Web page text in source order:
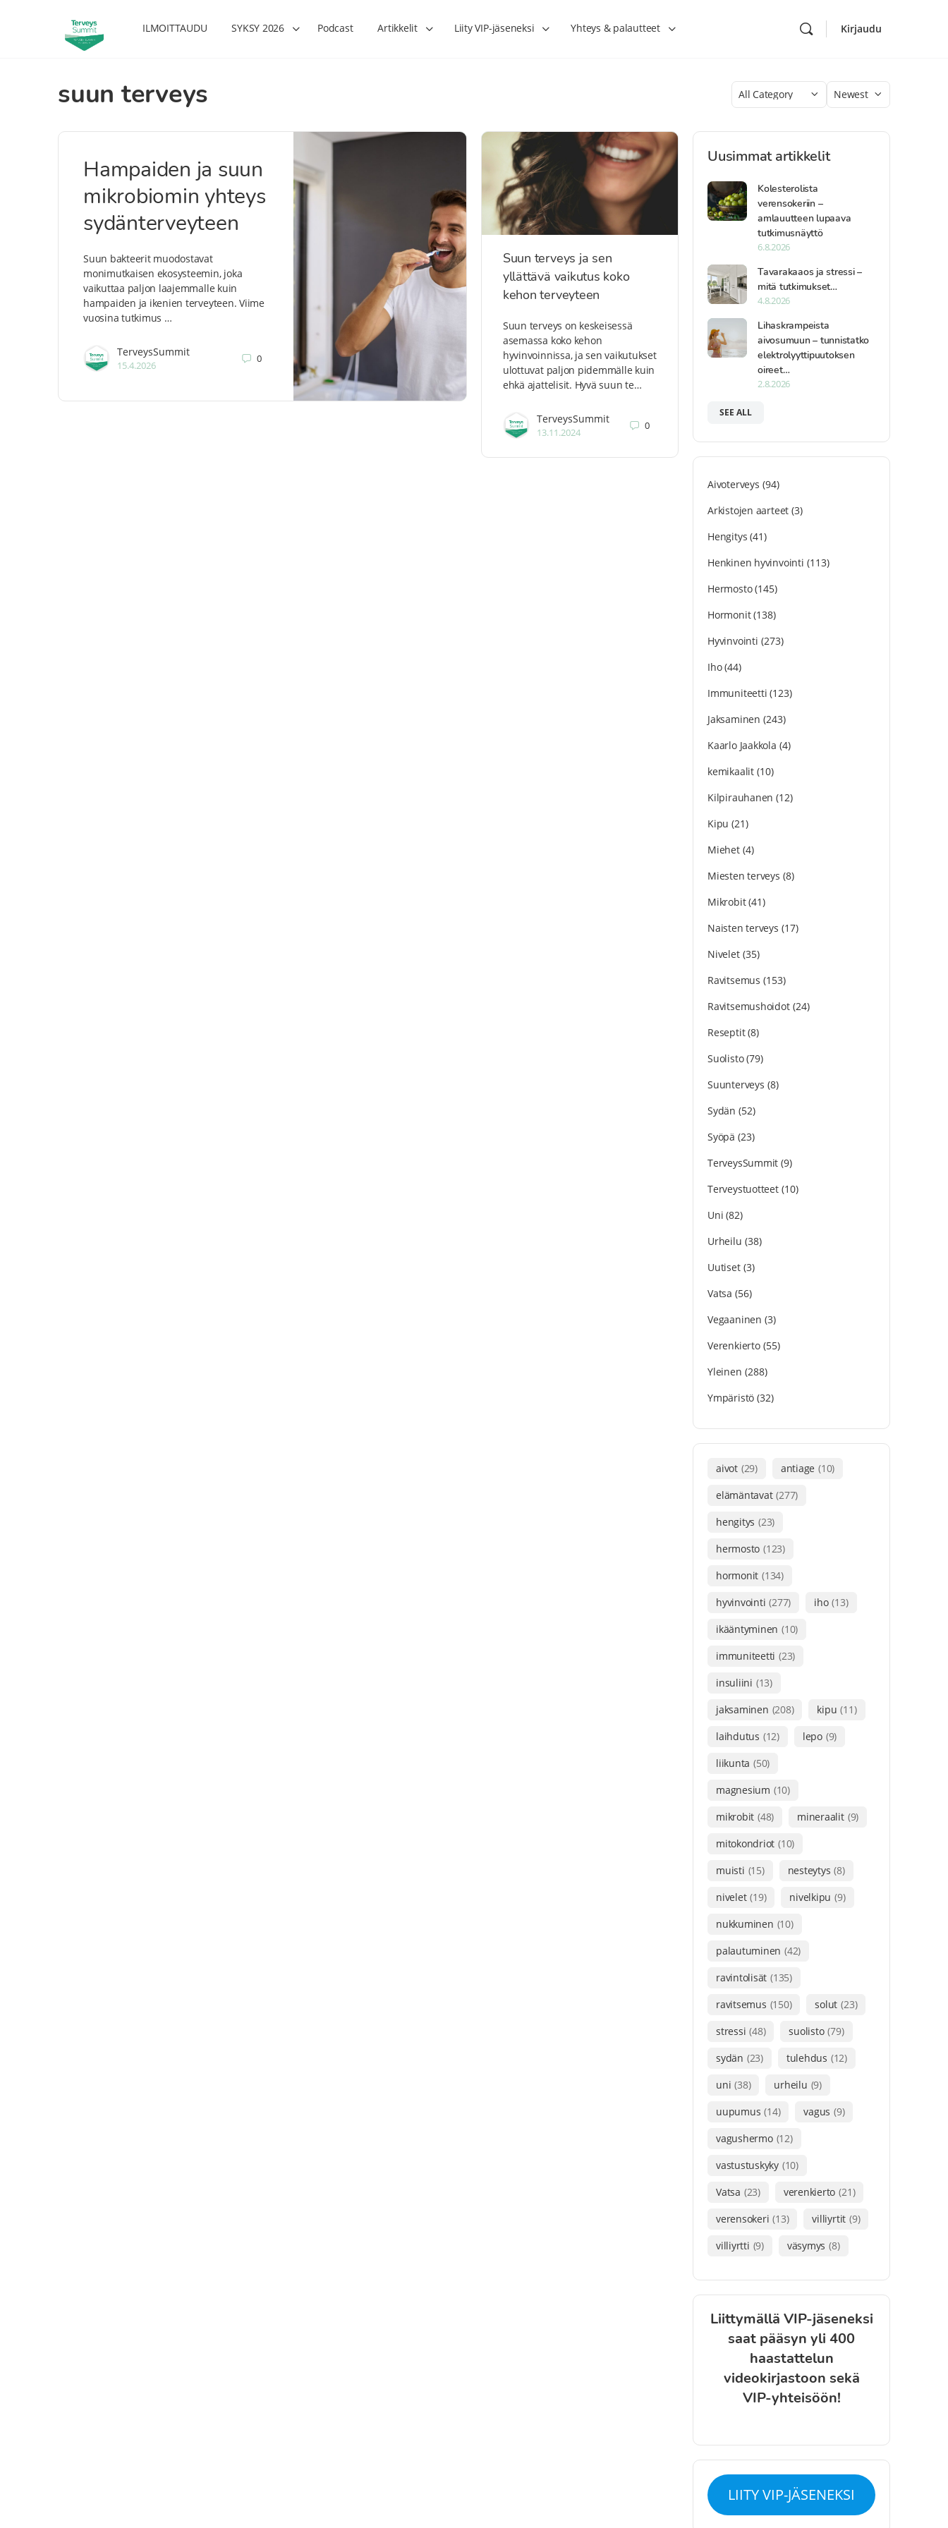
ILMOITTAUDU SYKSY 2026 Podcast Artikkelit Liity VIP-jäseneksi Yhteys & palautteet Kirjaudu
suun terveys Category
Sort
Hampaiden ja suun
mikrobiomin yhteys
sydänterveyteen
Suun bakteerit muodostavat
monimutkaisen ekosysteemin, joka
vaikuttaa paljon laajemmalle kuin
hampaiden ja ikenien terveyteen. Viime
vuosina tutkimus …
TerveysSummit
15.4.2026
0
Suun terveys ja sen
yllättävä vaikutus koko
kehon terveyteen
Suun terveys on keskeisessä
asemassa koko kehon
hyvinvoinnissa, ja sen vaikutukset
ulottuvat paljon pidemmälle kuin
ehkä ajattelisit. Hyvä suun te…
TerveysSummit
13.11.2024
0
Uusimmat artikkelit
Kolesterolista
verensokeriin –
amlauutteen lupaava
tutkimusnäyttö
6.8.2026
Tavarakaaos ja stressi –
mitä tutkimukset…
4.8.2026
Lihaskrampeista
aivosumuun – tunnistatko
elektrolyyttipuutoksen
oireet…
2.8.2026
SEE ALL
Aivoterveys (94)
Arkistojen aarteet (3)
Hengitys (41)
Henkinen hyvinvointi (113)
Hermosto(145)
Hormonit(138)
Hyvinvointi (273)
Iho(44)
Immuniteetti (123)
Jaksaminen (243)
Kaarlo Jaakkola (4)
kemikaalit(10)
Kilpirauhanen (12)
Kipu (21)
Miehet(4)
Miesten terveys (8)
Mikrobit(41)
Naisten terveys (17)
Nivelet(35)
Ravitsemus (153)
Ravitsemushoidot(24)
Reseptit(8)
Suolisto(79)
Suunterveys (8)
Sydän (52)
Syöpä (23)
TerveysSummit (9)
Terveystuotteet(10)
Uni (82)
Urheilu (38)
Uutiset(3)
Vatsa (56)
Vegaaninen (3)
Verenkierto(55)
Yleinen (288)
Ympäristö (32)
aivot (29) antiage (10)
elämäntavat (277)
hengitys (23)
hermosto (123)
hormonit (134)
hyvinvointi (277) iho (13)
ikääntyminen (10)
immuniteetti (23)
insuliini (13)
jaksaminen (208) kipu (11)
laihdutus (12) lepo (9)
liikunta (50)
magnesium (10)
mikrobit (48) mineraalit (9)
mitokondriot (10)
muisti (15) nesteytys (8)
nivelet (19) nivelkipu (9)
nukkuminen (10)
palautuminen (42)
ravintolisät (135)
ravitsemus (150) solut (23)
stressi (48) suolisto (79)
sydän (23) tulehdus (12)
uni (38) urheilu (9)
uupumus (14) vagus (9)
vagushermo (12)
vastustuskyky (10)
Vatsa (23) verenkierto (21)
verensokeri (13) villiyrtit (9)
villiyrtti (9) väsymys (8)
Liittymällä VIP-jäseneksi
saat pääsyn yli 400
haastattelun
videokirjastoon sekä
VIP-yhteisöön!
LIITY VIP-JÄSENEKSI